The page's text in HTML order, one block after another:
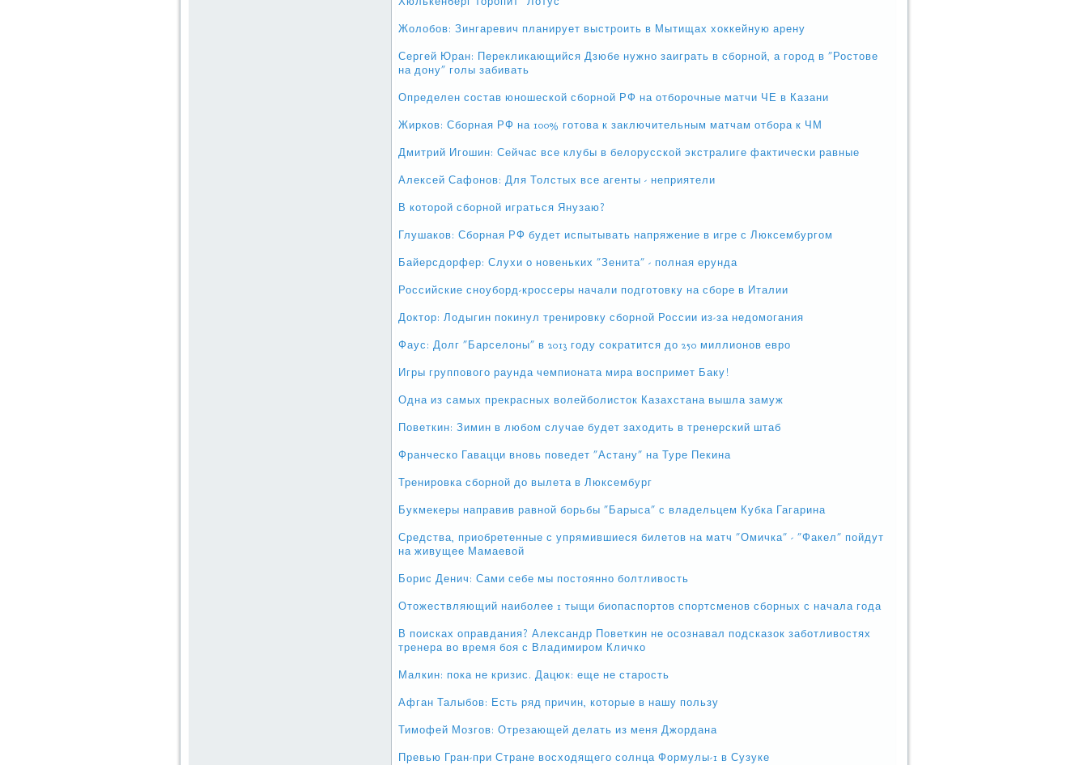
Жолобов: Зингаревич планирует выстроить в Мытищах хоккейную арену
Сергей Юран: Перекликающийся Дзюбе нужно заиграть в сборной, а город в "Ростове
на дону" голы забивать
Определен состав юношеской сборной РФ на отборочные матчи ЧЕ в Казани
Жирков: Сборная РФ на 100% готова к заключительным матчам отбора к ЧМ
Дмитрий Игошин: Сейчас все клубы в белорусской экстралиге фактически равные
Алексей Сафонов: Для Толстых все агенты - неприятели
В которой сборной играться Янузаю?
Глушаков: Сборная РФ будет испытывать напряжение в игре с Люксембургом
Байерсдорфер: Слухи о новеньких "Зенита" - полная ерунда
Российские сноуборд-кроссеры начали подготовку на сборе в Италии
Доктор: Лодыгин покинул тренировку сборной России из-за недомогания
Фаус: Долг "Барселоны" в 2013 году сократится до 250 миллионов евро
Игры группового раунда чемпионата мира воспримет Баку!
Одна из самых прекрасных волейболисток Казахстана вышла замуж
Поветкин: Зимин в любом случае будет заходить в тренерский штаб
Франческо Гавацци вновь поведет "Астану" на Туре Пекина
Тренировка сборной до вылета в Люксембург
Букмекеры направив равной борьбы "Барыса" с владельцем Кубка Гагарина
Средства, приобретенные с упрямившиеся билетов на матч "Омичка" - "Факел" пойдут
на живущее Мамаевой
Борис Денич: Сами себе мы постоянно болтливость
Отожествляющий наиболее 1 тыщи биопаспортов спортсменов сборных с начала года
В поисках оправдания? Александр Поветкин не осознавал подсказок заботливостях
тренера во время боя с Владимиром Кличко
Малкин: пока не кризис. Дацюк: еще не старость
Афган Талыбов: Есть ряд причин, которые в нашу пользу
Тимофей Мозгов: Отрезающей делать из меня Джордана
Превью Гран-при Стране восходящего солнца Формулы-1 в Сузуке